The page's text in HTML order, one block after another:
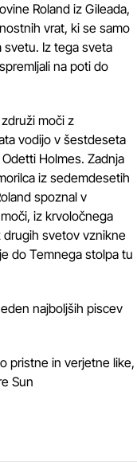
Roland iz Gileada,
vrat, ki se samo
svetu. Iz tega sveta
na poti do
moči z
vodijo v šestdeseta
Holmes. Zadnja
iz sedemdesetih
spoznal v
iz krvoločnega
drugih svetov vznikne
do Temnega stolpa tu
najboljših piscev
pristne in verjetne like,
Sun